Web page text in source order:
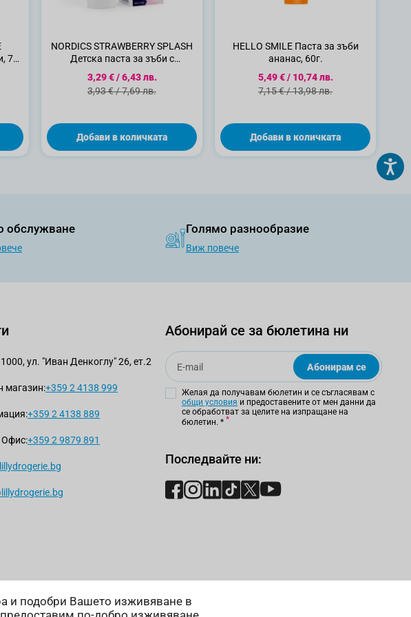
и подобри Вашето изживяване в
75
NORDICS STRAWBERRY SPLASH
Детска паста за зъби с
Специална цена
3,29 €/6,43 лв.
Стандартна цена
3,93 €/7,69 лв.
Добави в количката
HELLO SMILE Паста за зъби
ананас, 60г.
Специална цена
5,49 €/ 10,74 лв.
Стандартна цена
7,15 €/13,98 лв.
Добави в количката
обслужване Голямо разнообразие
Виж повече
ул. "Иван Денкоглу" 26, ет.2
магазин:+359 2 4138 999
+359 2 4138 889
Офис:+359 2 9879 891
Абонирай се за бюлетина ни
Email
Абонирам се
Желая да получавам бюлетин и се съгласявам с
общи условия и предоставените от мен данни да
се обработват за целите на изпращане на
бюлетин. *
Последвайте ни: